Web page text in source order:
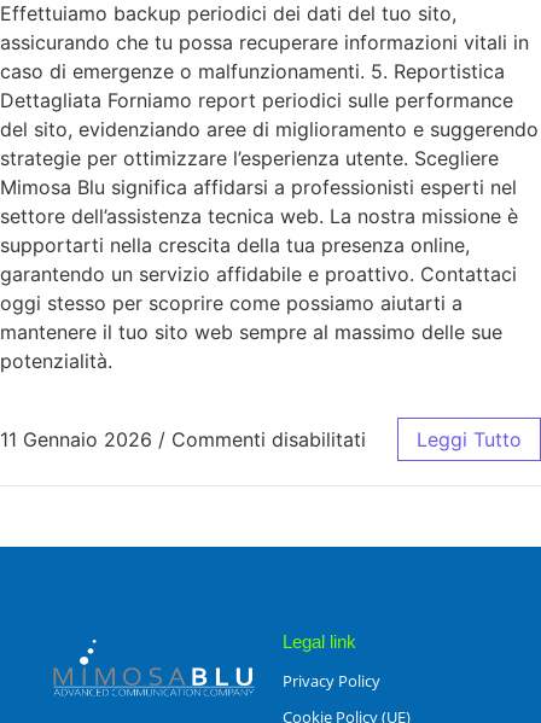
Effettuiamo backup periodici dei dati del tuo sito,
assicurando che tu possa recuperare informazioni vitali in
caso di emergenze o malfunzionamenti. 5. Reportistica
Dettagliata Forniamo report periodici sulle performance
del sito, evidenziando aree di miglioramento e suggerendo
strategie per ottimizzare l’esperienza utente. Scegliere
Mimosa Blu significa affidarsi a professionisti esperti nel
settore dell’assistenza tecnica web. La nostra missione è
supportarti nella crescita della tua presenza online,
garantendo un servizio affidabile e proattivo. Contattaci
oggi stesso per scoprire come possiamo aiutarti a
mantenere il tuo sito web sempre al massimo delle sue
potenzialità.
11 Gennaio 2026 / Commenti disabilitati Leggi Tutto
Legal link
Privacy Policy
Cookie Policy (UE)